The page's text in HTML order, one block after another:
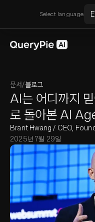
Select language
문서/블로그
AI는 어디까지
로 돌아본 AI
Brant Hwang / CEO,
2025년 7월 29일